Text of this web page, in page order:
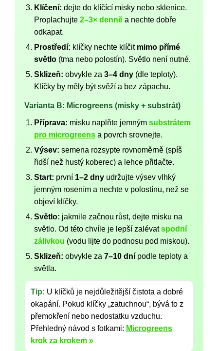
Klíčení: dejte do klíčící misky nebo sklenice.
Proplachujte 2–3× denně a nechte dobře
odkapat.
Prostředí: klíčky nechte klíčit mimo přímé
světlo (tma nebo polostín). Světlo není nutné.
Sklizeň: obvykle za 3–4 dny (dle teploty).
Klíčky by měly být svěží a bez zápachu.
Varianta B: Microgreens (misky + substrát)
Příprava: misku naplňte jemným substrátem
pro microgreens a povrch srovnejte.
Výsev: semena rozsypte rovnoměrně (spíš
řidší než hustý koberec) a lehce přitlačte.
Start: první 1–2 dny udržujte výsev vlhký
jemným rosením a nechte v polostínu, než se
objeví klíčky.
Světlo: jakmile začnou růst, dejte misku na
světlo. Od této chvíle je lepší zalévatspodní
zálivkou (vodu lijte do podnosu pod miskou).
Sklizeň: obvykle za 7–10 dní podle teploty a
světla.
Tip: U klíčků je nejdůležitější čistota a dobré
okapání. Pokud klíčky „zatuchnou“, bývá to z
přemokření nebo nedostatku vzduchu.
Přehledný návod s fotkami: Microgreens
krok za krokem »